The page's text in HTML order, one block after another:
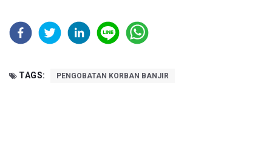
TAGS: PENGOBATAN KORBAN BANJIR